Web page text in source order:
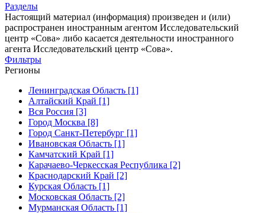
Разделы
Настоящий материал (информация) произведен и (или)
распространен иностранным агентом Исследовательский
центр «Сова» либо касается деятельности иностранного
агента Исследовательский центр «Сова».
Фильтры
Регионы
Ленинградская Область [1]
Алтайский Край [1]
Вся Россия [3]
Город Москва [8]
Город Санкт-Петербург [1]
Ивановская Область [1]
Камчатский Край [1]
Карачаево-Черкесская Республика [2]
Краснодарский Край [2]
Курская Область [1]
Московская Область [2]
Мурманская Область [1]